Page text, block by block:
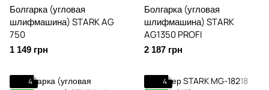
Болгарка (угловая
шлифмашина) STARK AG
750
1 149 грн
Болгарка (угловая
шлифмашина) STARK
AG1350 PROFI
2 187 грн
4
4